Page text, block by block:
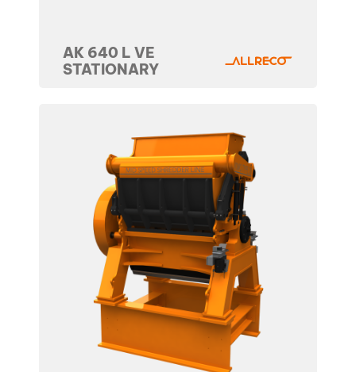
AK 640 L VE
STATIONARY